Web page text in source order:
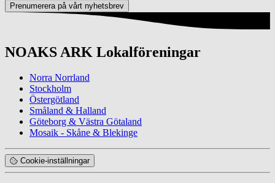
Prenumerera på vårt nyhetsbrev
NOAKS ARK Lokalföreningar
Norra Norrland
Stockholm
Östergötland
Småland & Halland
Göteborg & Västra Götaland
Mosaik - Skåne & Blekinge
Cookie-inställningar